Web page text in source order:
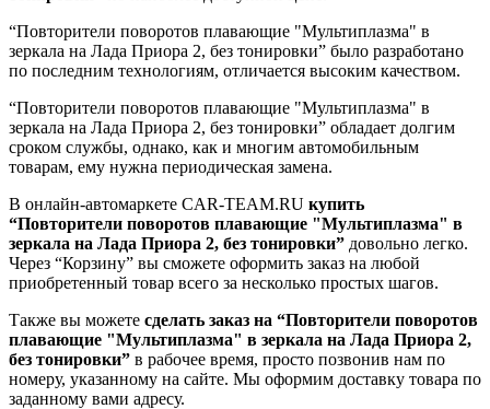
“Повторители поворотов плавающие "Мультиплазма" в
зеркала на Лада Приора 2, без тонировки” было разработано
по последним технологиям, отличается высоким качеством.
“Повторители поворотов плавающие "Мультиплазма" в
зеркала на Лада Приора 2, без тонировки” обладает долгим
сроком службы, однако, как и многим автомобильным
товарам, ему нужна периодическая замена.
В онлайн-автомаркете CAR-TEAM.RU купить
“Повторители поворотов плавающие "Мультиплазма" в
зеркала на Лада Приора 2, без тонировки” довольно легко.
Через “Корзину” вы сможете оформить заказ на любой
приобретенный товар всего за несколько простых шагов.
Также вы можете сделать заказ на “Повторители поворотов
плавающие "Мультиплазма" в зеркала на Лада Приора 2,
без тонировки” в рабочее время, просто позвонив нам по
номеру, указанному на сайте. Мы оформим доставку товара по
заданному вами адресу.